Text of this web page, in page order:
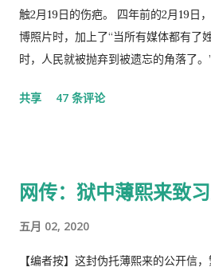
触2月19日的伤疤。 四年前的2月19日
博照片时，加上了“当所有媒体都有了
时，人民就被抛弃到被遗忘的角落了
分！因此，每年的2月19日我都坚决的
病共同伤害的结果。 几天之后媒体上
着比七千人大会更重要的现实意义，
共享 47 条评论
网传：狱中薄熙来致
五月 02, 2020
【编者按】这封伪托薄熙来的公开信